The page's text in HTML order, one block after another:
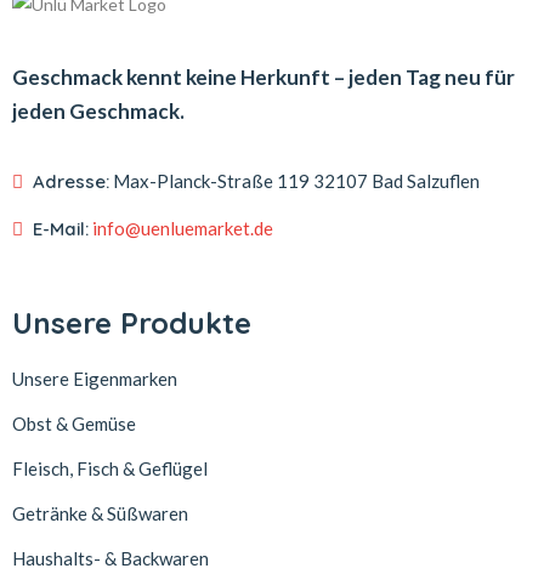
Geschmack kennt keine Herkunft – jeden Tag neu für
jeden Geschmack.
Adresse: Max-Planck-Straße 119 32107 Bad Salzuflen
E-Mail: info@uenluemarket.de
Unsere Produkte
Unsere Eigenmarken
Obst & Gemüse
Fleisch, Fisch & Geflügel
Getränke & Süßwaren
Haushalts- & Backwaren